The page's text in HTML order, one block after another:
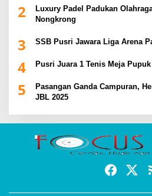
2
Luxury Padel Padukan
Nongkrong
3 SSB Pusri Jawara Liga Arena
4 Pusri Juara 1 Tenis Meja
5
Pasangan Ganda Campuran,
JBL 2025